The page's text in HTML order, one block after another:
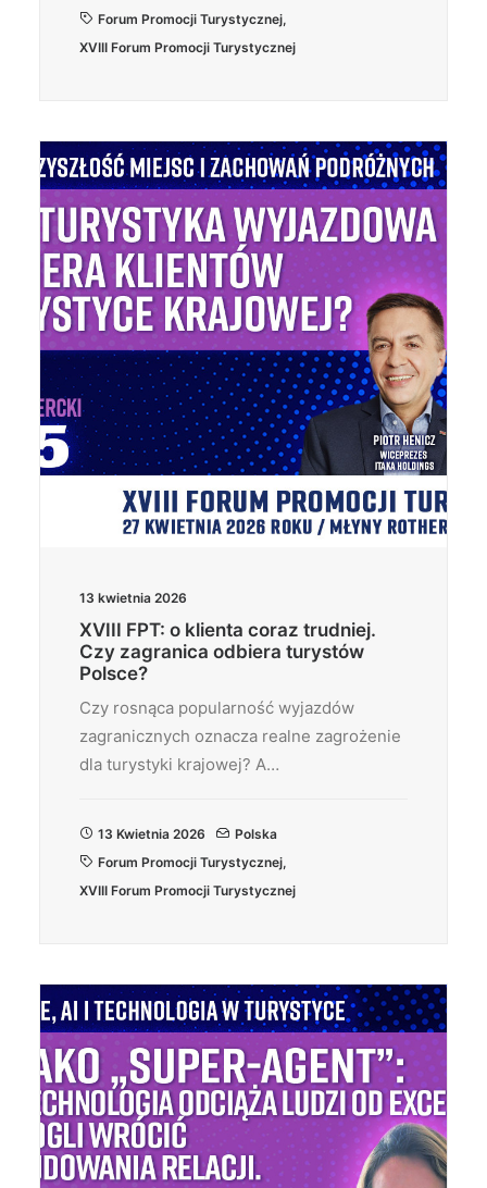
Forum Promocji Turystycznej,
XVIII Forum Promocji Turystycznej
13 kwietnia 2026
XVIII FPT: o klienta coraz trudniej.
Czy zagranica odbiera turystów
Polsce?
Czy rosnąca popularność wyjazdów
zagranicznych oznacza realne zagrożenie
dla turystyki krajowej? A…
13 Kwietnia 2026
Polska
Forum Promocji Turystycznej,
XVIII Forum Promocji Turystycznej